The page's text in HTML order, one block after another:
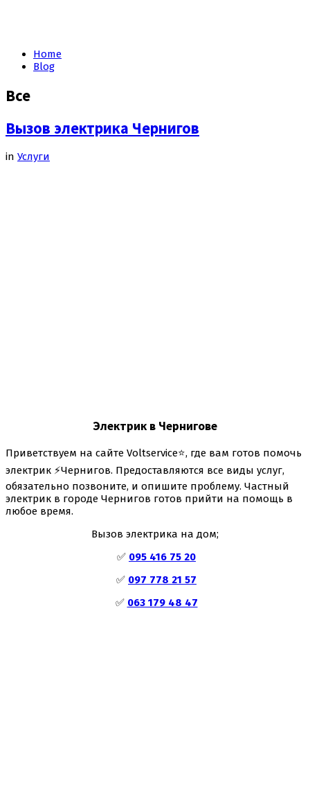
Home
Blog
Все
Вызов электрика Чернигов
in Услуги
Электрик в Чернигове
Приветствуем на сайте Voltservice⭐, где вам готов помочь
электрик ⚡Чернигов. Предоставляются все виды услуг,
обязательно позвоните, и опишите проблему. Частный
электрик в городе Чернигов готов прийти на помощь в
любое время.
Вызов электрика на дом;
✅ 095 416 75 20
✅ 097 778 21 57
✅ 063 179 48 47